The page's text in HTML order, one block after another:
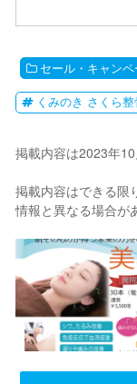
セール・キャンペ
くみのき さくら
掲載内容は2023年10
掲載内容はできる限
情報と異なる場合が